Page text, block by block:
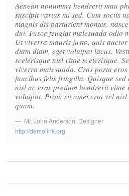
Aenean nonummy hendrerit mau
suscipit varius mi sed. Cum sociis
magnis dis parturient montes,
dui. Fusce feugiat malesuada odio
Ut viverra mauris justo, quis auctor
diam diam, eget volutpat lacus.
scelerisque nisl vitae scelerisque.
viverra malesuada. Cras porta
faucibus felis fringilla. Quisque
nisl ac eros pretium hendrerit vitae
volutpat. Proin sit amet erat vel
quam.
Mr. John Anderson Designer
http://demolink.org